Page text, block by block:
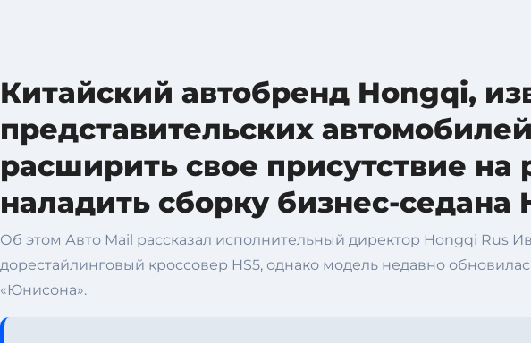
Китайский автобренд Hongqi,
представительских
расширить свое присутствие
наладить сборку бизнес-седана
Об этом Авто Mail рассказал исполнительный директор Hongqi Rus
дорестайлинговый кроссовер HS5, однако модель недавно
«Юнисона».